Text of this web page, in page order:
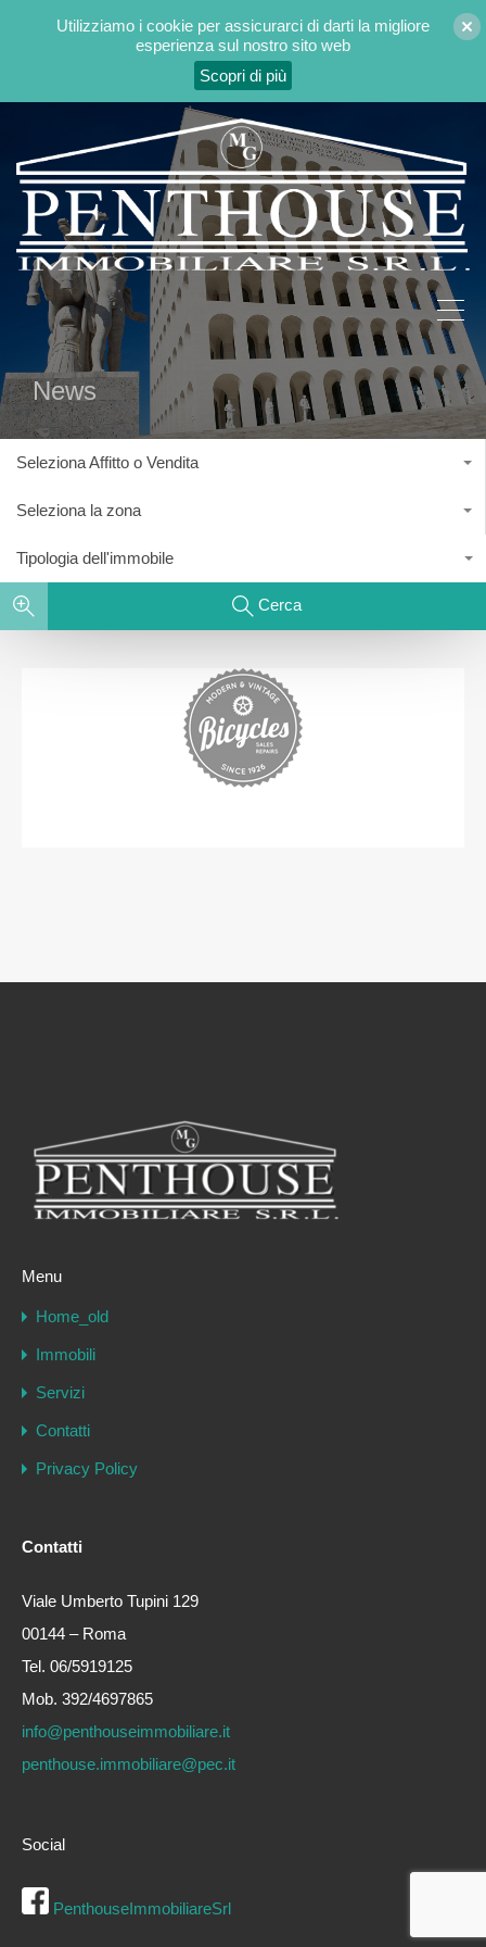
News
Seleziona Affitto o Vendita
Seleziona la zona
Tipologia dell'immobile
Cerca
Menu
Home_old
Immobili
Servizi
Contatti
Privacy Policy
Contatti
Viale Umberto Tupini 129
00144 – Roma
Tel. 06/5919125
Mob. 392/4697865
info@penthouseimmobiliare.it
penthouse.immobiliare@pec.it
Social
PenthouseImmobiliareSrl
Utilizziamo i cookie per assicurarci di darti la migliore
esperienza sul nostro sito web
Scopri di più